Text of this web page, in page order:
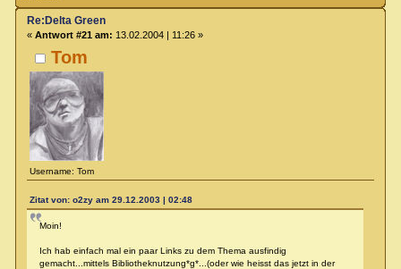
Tom
Username: Tom
Re:Delta Green
« Antwort #21 am: 13.02.2004 | 11:26 »
Zitat von: o2zy am 29.12.2003 | 02:48
Moin!
Ich hab einfach mal ein paar Links zu dem Thema ausfindig
gemacht...mittels Bibliotheknutzung*g*...(oder wie heisst das jetzt in der